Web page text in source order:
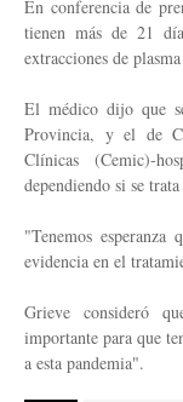
En conferencia de
tienen más de 21
extracciones de
El médico dijo que
Provincia, y el de
Clínicas (Cemic)-
dependiendo si se
"Tenemos
evidencia en el
Grieve consideró
importante para que
a esta pandemia".